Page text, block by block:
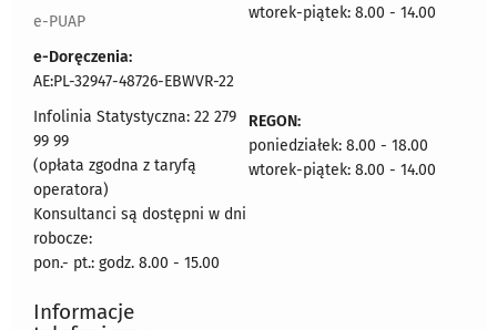
e-PUAP
e-Doręczenia:
AE:PL-32947-48726-EBWVR-22
Infolinia Statystyczna: 22 279
99 99
(opłata zgodna z taryfą
operatora)
Konsultanci są dostępni w dni
robocze:
pon.- pt.: godz. 8.00 - 15.00
wtorek-piątek: 8.00 - 14.00
REGON:
poniedziałek: 8.00 - 18.00
wtorek-piątek: 8.00 - 14.00
Informacje